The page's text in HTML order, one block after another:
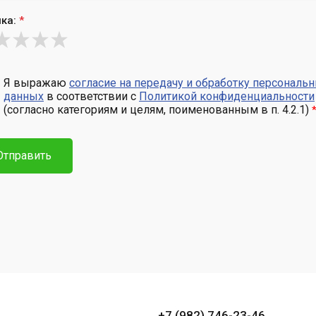
*
Я выражаю согласие на передачу и обработку
данных в соответствии с Политикой конфиденциальности
(согласно категориям и целям, поименованным в п. 4.2.1) *